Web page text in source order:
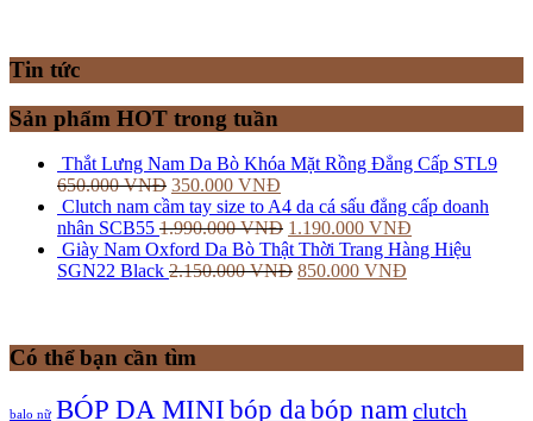
Tin tức
Sản phẩm HOT trong tuần
Thắt Lưng Nam Da Bò Khóa Mặt Rồng Đẳng Cấp STL9
650.000VNĐ 350.000 VNĐ
Clutch nam cầm tay size to A4 da cá sấu đẳng cấp doanh
nhân SCB55 1.990.000VNĐ 1.190.000 VNĐ
Giày Nam Oxford Da Bò Thật Thời Trang Hàng Hiệu
SGN22 Black 2.150.000VNĐ 850.000 VNĐ
Có thể bạn cần tìm
balo nữ BÓP DA MINI bóp da bóp nam clutch